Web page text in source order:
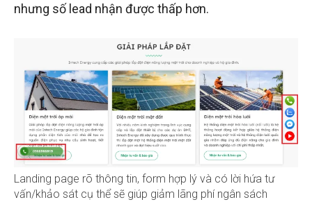
nhưng số lead nhận được thấp hơn.
Landing page rõ thông tin, form hợp lý và có lời hứa tư
vấn/khảo sát cụ thể sẽ giúp giảm lãng phí ngân sách